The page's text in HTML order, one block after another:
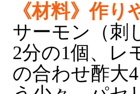
《材料》作り
サーモン（刺
2分の1個、レ
の合わせ酢大